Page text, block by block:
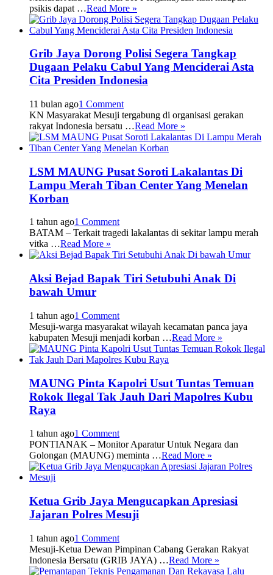
psikis dapat …Read More »
Grib Jaya Dorong Polisi Segera Tangkap
Dugaan Pelaku Cabul Yang Menciderai Asta
Cita Presiden Indonesia
11 bulan ago1 Comment
KN Masyarakat Mesuji tergabung di organisasi gerakan
rakyat Indonesia bersatu …Read More »
LSM MAUNG Pusat Soroti Lakalantas Di
Lampu Merah Tiban Center Yang Menelan
Korban
1 tahun ago1 Comment
BATAM – Terkait tragedi lakalantas di sekitar lampu merah
vitka …Read More »
Aksi Bejad Bapak Tiri Setubuhi Anak Di
bawah Umur
1 tahun ago1 Comment
Mesuji-warga masyarakat wilayah kecamatan panca jaya
kabupaten Mesuji menjadi korban …Read More »
MAUNG Pinta Kapolri Usut Tuntas Temuan
Rokok Ilegal Tak Jauh Dari Mapolres Kubu
Raya
1 tahun ago1 Comment
PONTIANAK – Monitor Aparatur Untuk Negara dan
Golongan (MAUNG) meminta …Read More »
Ketua Grib Jaya Mengucapkan Apresiasi
Jajaran Polres Mesuji
1 tahun ago1 Comment
Mesuji-Ketua Dewan Pimpinan Cabang Gerakan Rakyat
Indonesia Bersatu (GRIB JAYA) …Read More »